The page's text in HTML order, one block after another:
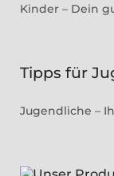
Kinder – Dein
Tipps für
Jugendliche –